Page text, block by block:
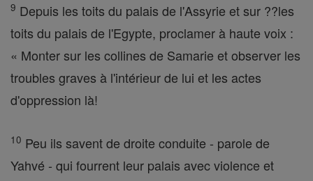
9 Depuis les toits du palais de l'Assyrie et sur ??les
toits du palais de l'Egypte, proclamer à haute voix :
« Monter sur les collines de Samarie et observer les
troubles graves à l'intérieur de lui et les actes
d'oppression là!
10 Peu ils savent de droite conduite - parole de
Yahvé - qui fourrent leur palais avec violence et